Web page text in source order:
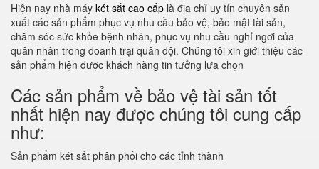
Hiện nay nhà máy két sắt cao cấp là địa chỉ uy tín chuyên sản
xuất các sản phẩm phục vụ nhu cầu bảo vệ, bảo mật tài sản,
chăm sóc sức khỏe bệnh nhân, phục vụ nhu cầu nghỉ ngơi của
quân nhân trong doanh trại quân đội. Chúng tôi xin giới thiệu các
sản phẩm hiện được khách hàng tin tưởng lựa chọn
Các sản phẩm về bảo vệ tài sản tốt
nhất hiện nay được chúng tôi cung cấp
như:
Sản phẩm két sắt phân phối cho các tỉnh thành